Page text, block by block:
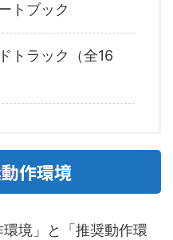
トブック
トラック（全16
作環境
境」と「推奨動作環